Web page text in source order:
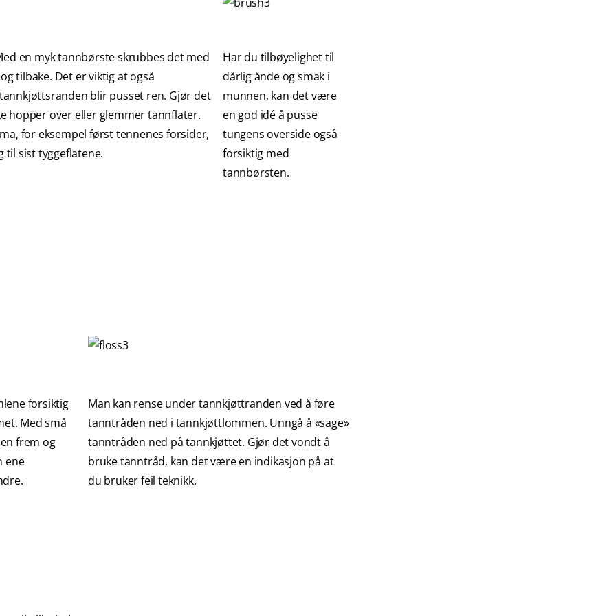
en myk tannbørste skrubbes det med
tilbake. Det er viktig at også
blir pusset ren. Gjør det
hopper over eller glemmer tannflater.
for eksempel først tennenes forsider,
til sist tyggeflatene.
Har du tilbøyelighet til
dårlig ånde og smak i
munnen, kan det være
en god idé å pusse
tungens overside også
forsiktig med
tannbørsten.
forsiktig
Med små
frem og
ene
Man kan rense under tannkjøttranden ved å føre
tanntråden ned i tannkjøttlommen. Unngå å «sage»
tanntråden ned på tannkjøttet. Gjør det vondt å
bruke tanntråd, kan det være en indikasjon på at
du bruker feil teknikk.